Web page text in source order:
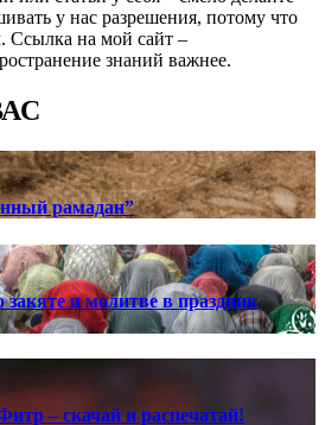
у нас разрешения, потому что
Ссылка на мой сайт –
знаний важнее.
рамадан”
и молитве в праздник
– скачай и распечатай!